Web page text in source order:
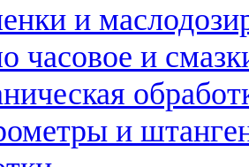
и
часовое и
и